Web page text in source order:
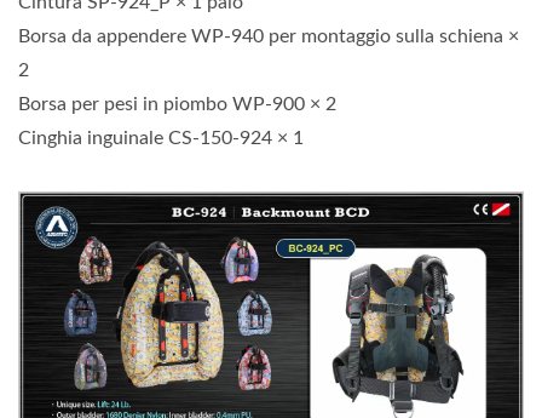
Borsa da appendere WP-940 per montaggio sulla schiena ×
2
Borsa per pesi in piombo WP-900 × 2
Cinghia inguinale CS-150-924 × 1